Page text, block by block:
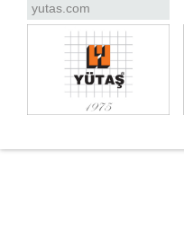
yutas.com